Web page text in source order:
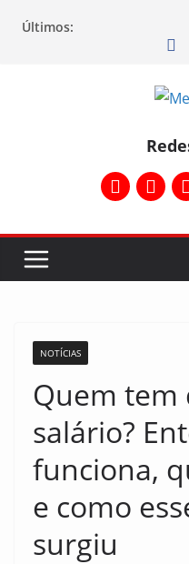
Últimos:
NOTÍCIAS
Quem tem
salário?
funciona,
e como
surgiu